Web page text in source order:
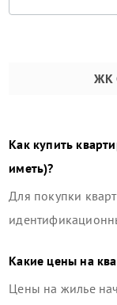
ЖК
Как купить
иметь)?
Для покупки
Какие цены на
Цены на жилье